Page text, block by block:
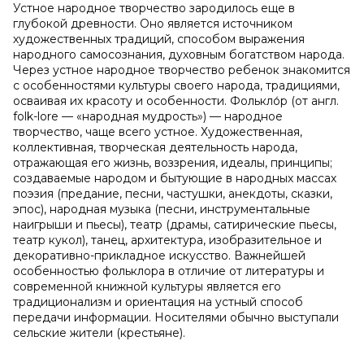
Устное народное творчество зародилось еще в
глубокой древности. Оно является источником
художественных традиций, способом выражения
народного самосознания, духовным богатством народа.
Через устное народное творчество ребенок знакомится
с особенностями культуры своего народа, традициями,
осваивая их красоту и особенности. Фолькло́р (от англ.
fоlk-lоre — «народная мудрость») — народное
творчество, чаще всего устное. Художественная,
коллективная, творческая деятельность народа,
отражающая его жизнь, воззрения, идеалы, принципы;
создаваемые народом и бытующие в народных массах
поэзия (предание, песни, частушки, анекдоты, сказки,
эпос), народная музыка (песни, инструментальные
наигрыши и пьесы), театр (драмы, сатирические пьесы,
театр кукол), танец, архитектура, изобразительное и
декоративно-прикладное искусство. Важнейшей
особенностью фольклора в отличие от литературы и
современной книжной культуры является его
традиционализм и ориентация на устный способ
передачи информации. Носителями обычно выступали
сельские жители (крестьяне).